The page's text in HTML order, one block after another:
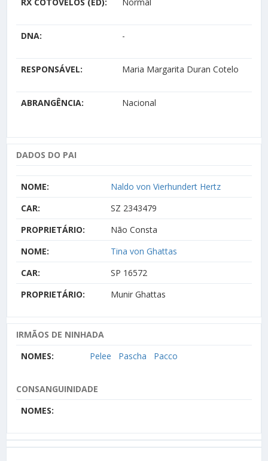
DNA: -
RESPONSÁVEL: Maria Margarita Duran Cotelo
ABRANGÊNCIA: Nacional
DADOS DO PAI
NOME:
Naldo von Vierhundert Hertz
CAR:
SZ 2343479
PROPRIETÁRIO:
Não Consta
NOME:
Tina von Ghattas
CAR:
SP 16572
PROPRIETÁRIO:
Munir Ghattas
IRMÃOS DE NINHADA
NOMES:
Pelee Pascha Pacco
CONSANGUINIDADE
NOMES: